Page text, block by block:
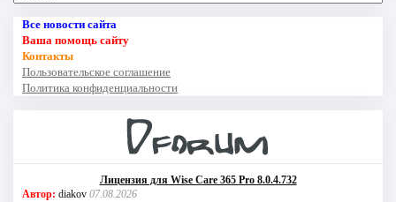
Все новости сайта
Ваша помощь сайту
Контакты
Пользовательское соглашение
Политика конфиденциальности
Лицензия для Wise Care 365 Pro 8.0.4.732
Автор: diakov 07.08.2026